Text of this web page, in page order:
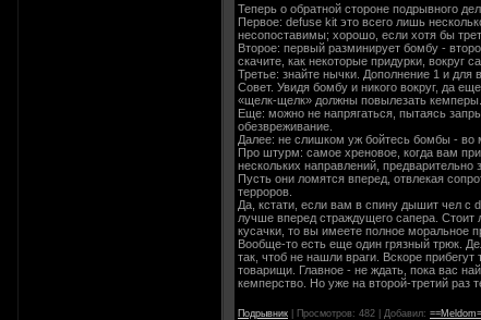
Теперь о обратной стороне подрывного
Первое: defuse kit это всего лишь
несопоставимы; хорошо, если хотя бы
Второе: первый разминирует бомбу -
скачите, как некоторые придурки, вокруг
Третье: знайте нычки. Дополнение 1 и для
Совет. Увидя бомбу и никого вокруг, да
«щелк-щелк» должны повылезать
Еще: можно не напрягаться, пытаясь
обезвреживание.
Далее: не слишком уж бойтесь бомбы - во
Про штурм: самое хреновое, когда вам
нескольких направлений,
Пусть они ломятся вперед, отвлекая
терроров.
Да, кстати, если вам в спину дышит чел с
лучше вперед страждущего сапера. Стоит
кусачки, то вы имеете полное моральное
Вообще-то есть еще один грязный трюк.
так, чтоб не нашли враги. Вскоре
товарищи. Главное - не ждать, пока вас
кемперство. Но уже на второй-третий раз
Подрывник Просмотров: 482 Добавил: